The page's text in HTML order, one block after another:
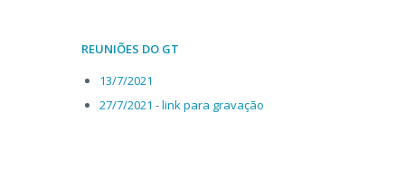
REUNIÕES DO GT
13/7/2021
27/7/2021 -link para gravação